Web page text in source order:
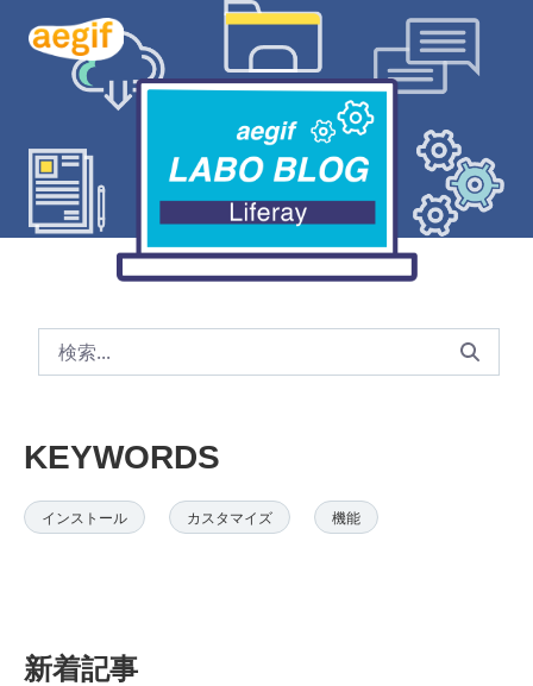
メインコンテンツにスキップ
KEYWORDS
インストール カスタマイズ 機能
新着記事